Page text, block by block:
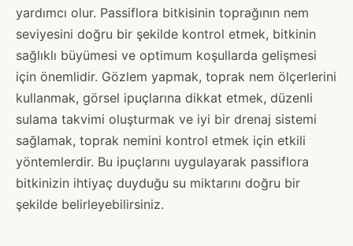
yardımcı olur. Passiflora bitkisinin toprağının nem
seviyesini doğru bir şekilde kontrol etmek, bitkinin
sağlıklı büyümesi ve optimum koşullarda gelişmesi
için önemlidir. Gözlem yapmak, toprak nem ölçerlerini
kullanmak, görsel ipuçlarına dikkat etmek, düzenli
sulama takvimi oluşturmak ve iyi bir drenaj sistemi
sağlamak, toprak nemini kontrol etmek için etkili
yöntemlerdir. Bu ipuçlarını uygulayarak passiflora
bitkinizin ihtiyaç duyduğu su miktarını doğru bir
şekilde belirleyebilirsiniz.